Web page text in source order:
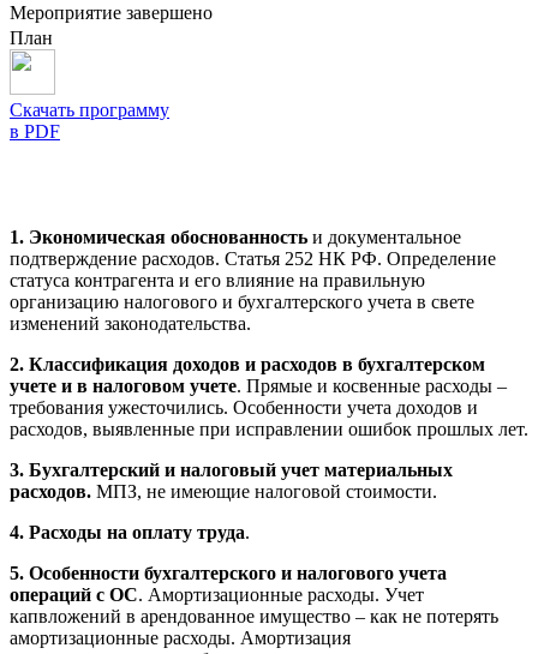
Мероприятие завершено
План
Скачать программу
в PDF
1. Экономическая обоснованность и документальное
подтверждение расходов. Статья 252 НК РФ. Определение
статуса контрагента и его влияние на правильную
организацию налогового и бухгалтерского учета в свете
изменений законодательства.
2. Классификация доходов и расходов в бухгалтерском
учете и в налоговом учете. Прямые и косвенные расходы –
требования ужесточились. Особенности учета доходов и
расходов, выявленные при исправлении ошибок прошлых лет.
3. Бухгалтерский и налоговый учет материальных
расходов. МПЗ, не имеющие налоговой стоимости.
4. Расходы на оплату труда.
5. Особенности бухгалтерского и налогового учета
операций с ОС. Амортизационные расходы. Учет
капвложений в арендованное имущество – как не потерять
амортизационные расходы. Амортизация